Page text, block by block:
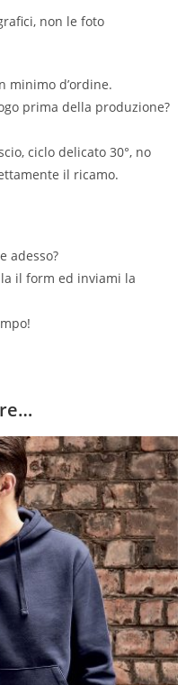
non le foto
minimo d’ordine.
prima della produzione?
ciclo delicato 30°, no
il ricamo.
adesso?
il form ed inviami la